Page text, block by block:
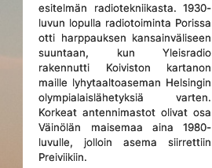
esitelmän radiotekniikasta. 1930-
luvun lopulla radiotoiminta Porissa
otti harppauksen kansainväliseen
suuntaan, kun Yleisradio
rakennutti Koiviston kartanon
maille lyhytaaltoaseman Helsingin
olympialaislähetyksiä varten.
Korkeat antennimastot olivat osa
Väinölän maisemaa aina 1980-
luvulle, jolloin asema siirrettiin
Preiviikiin.